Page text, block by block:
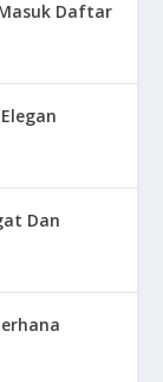
Daftar
Dan